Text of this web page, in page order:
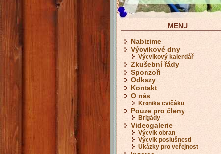
MENU
Nabízíme
Výcvikové dny
Výcvikový kalendář
Zkušební řády
Sponzoři
Odkazy
Kontakt
O nás
Kronika cvičáku
Pouze pro členy
Brigády
Videogalerie
Výcvik obran
Výcvik poslušnosti
Ukázky pro veřejnost